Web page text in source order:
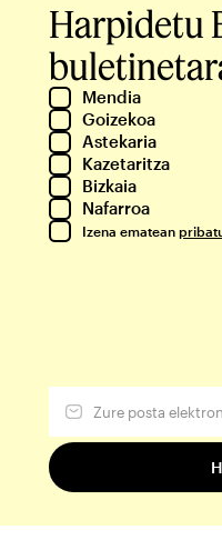
Harpidetu
Mendia
Goizekoa
Astekaria
Kazetaritza
Bizkaia
Nafarroa
Izena ematean